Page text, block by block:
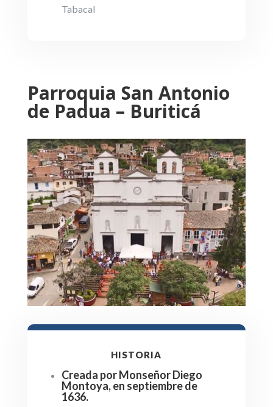
Tabacal
Parroquia San Antonio
de Padua – Buriticá
HISTORIA
Creada por Monseñor Diego
Montoya, en septiembre de
1636.